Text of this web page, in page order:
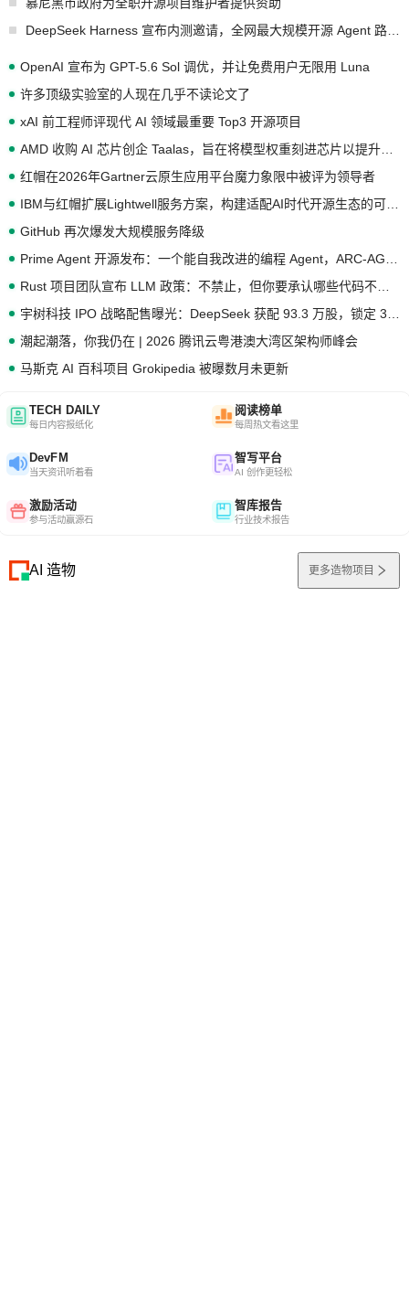
OpenAI 宣布为 GPT-5.6 Sol 调优，并让免费用户无限用 Luna
许多顶级实验室的人现在几乎不读论文了
xAI 前工程师评现代 AI 领域最重要 Top3 开源项目
红帽在2026年Gartner云原生应用平台魔力象限中被评为领导者
GitHub 再次爆发大规模服务降级
潮起潮落，你我仍在 | 2026 腾讯云粤港澳大湾区架构师峰会
马斯克 AI 百科项目 Grokipedia 被曝数月未更新
TECH DAILY
每日内容报纸化
阅读榜单
每周热文看这里
DevFM
当天资讯听着看
智写平台
AI 创作更轻松
激励活动
参与活动赢源石
智库报告
行业技术报告
AI 造物 更多造物项目